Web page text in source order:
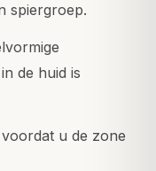
spiergroep.
de huid is
u de zone